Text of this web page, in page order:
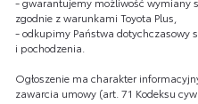
zgodnie z warunkami Toyota Plus,
- odkupimy Państwa dotychczasowy
i pochodzenia.
Ogłoszenie ma charakter
zawarcia umowy (art. 71 Kodeksu